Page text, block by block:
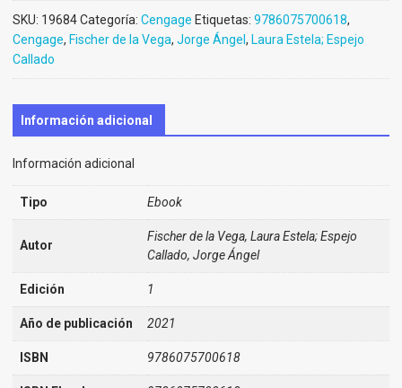
SKU: 19684Categoría: Cengage Etiquetas: 9786075700618,
Cengage, Fischer de la Vega, Jorge Ángel , Laura Estela; Espejo
Callado
Información adicional
Información adicional
Tipo Ebook
Autor
Fischer de la Vega, Laura Estela; Espejo
Callado, Jorge Ángel
Edición 1
Año de publicación 2021
ISBN 9786075700618